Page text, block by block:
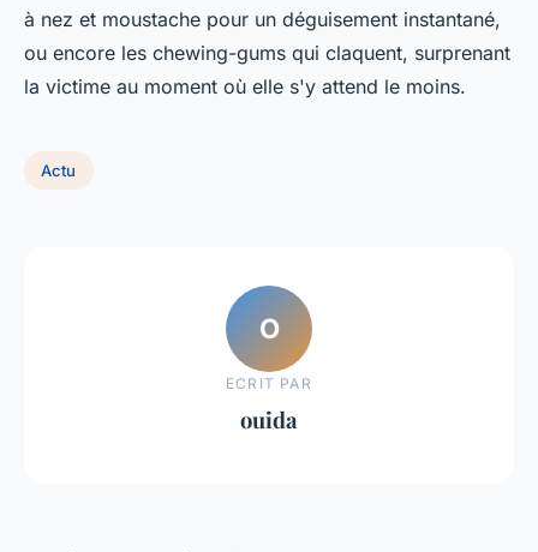
à nez et moustache pour un déguisement instantané,
ou encore les chewing-gums qui claquent, surprenant
la victime au moment où elle s'y attend le moins.
Actu
O
ECRIT PAR
ouida